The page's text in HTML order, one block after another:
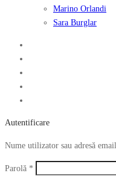
Marino Orlandi
Sara Burglar
Autentificare
Nume utilizator sau adresă email
Parolă *